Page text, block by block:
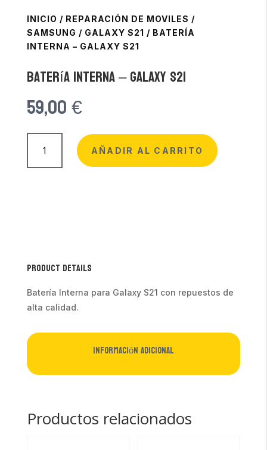
INICIO / REPARACIÓN DE MOVILES /
SAMSUNG / GALAXY S21 / BATERÍA
INTERNA – GALAXY S21
Batería Interna – Galaxy S21
59,00€
Batería
Interna
-
AÑADIR AL CARRITO
Product Details
Batería Interna para Galaxy S21 con repuestos de
alta calidad.
Información adicional
Productos relacionados